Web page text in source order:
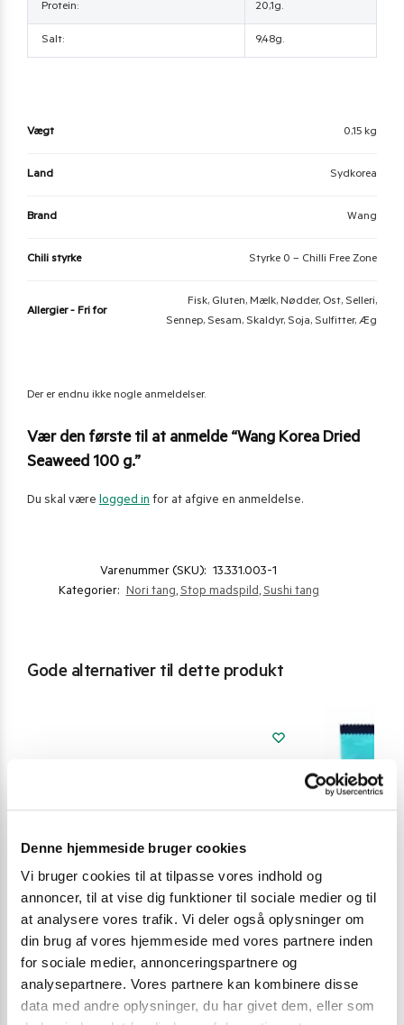
Denne hjemmeside bruger cookies
Vi bruger cookies til at tilpasse vores indhold og
annoncer, til at vise dig funktioner til sociale medier og til
at analysere vores trafik. Vi deler også oplysninger om
din brug af vores hjemmeside med vores partnere inden
for sociale medier, annonceringspartnere og
analysepartnere. Vores partnere kan kombinere disse
data med andre oplysninger, du har givet dem, eller som
Protein: 20,1g.
Salt: 9,48g.
Vægt 0,15 kg
Land Sydkorea
Brand Wang
Chili styrke Styrke 0 – Chilli Free Zone
Allergier - Fri for
Fisk, Gluten, Mælk, Nødder, Ost, Selleri,
Sennep, Sesam, Skaldyr, Soja, Sulfitter, Æg
Der er endnu ikke nogle anmeldelser.
Vær den første til at anmelde “Wang Korea Dried
Seaweed 100 g.”
Du skal være logged in for at afgive en anmeldelse.
Varenummer (SKU): 13.331.003-1
Kategorier: Nori tang,Stop madspild,Sushi tang
Gode alternativer til dette produkt